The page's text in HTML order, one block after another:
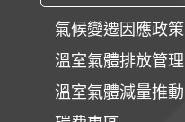
氣候變遷因應政策
溫室氣體排放管理
溫室氣體減量推動